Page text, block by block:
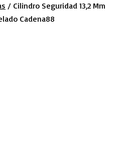
/ Cilindro Seguridad 13,2 Mm
Cadena88